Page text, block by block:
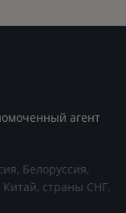
агент
Белоруссия,
страны СНГ.